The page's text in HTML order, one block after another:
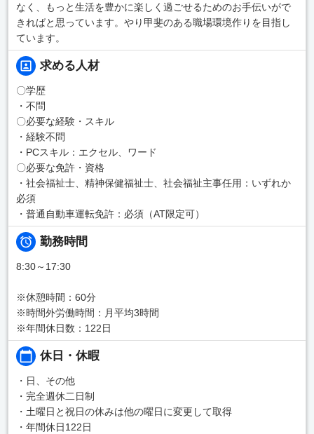
なく、もっと生活を豊かに楽しく過ごせるためのお手伝いがで
きればと思っています。やり甲斐のある職場環境作りを目指し
ています。
求める人材
〇学歴
・不問
〇必要な経験・スキル
・経験不問
・PCスキル：エクセル、ワード
〇必要な免許・資格
・社会福祉士、精神保健福祉士、社会福祉主事任用：いずれか
必須
・普通自動車運転免許：必須（AT限定可）
勤務時間
8:30～17:30
※休憩時間：60分
※時間外労働時間：月平均3時間
※年間休日数：122日
休日・休暇
・日、その他
・完全週休二日制
・土曜日と祝日の休みは他の曜日に変更して取得
・年間休日122日